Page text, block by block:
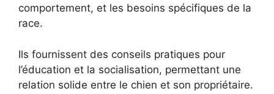
comportement, et les besoins spécifiques de la
race.
Ils fournissent des conseils pratiques pour
l’éducation et la socialisation, permettant une
relation solide entre le chien et son propriétaire.